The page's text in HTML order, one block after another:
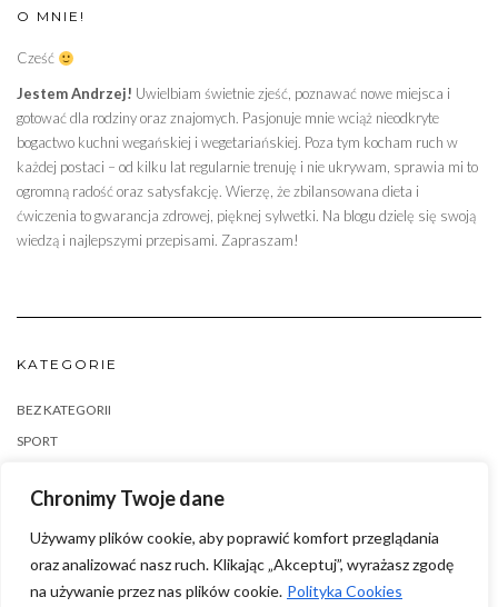
Chronimy Twoje dane
Używamy plików cookie, aby poprawić komfort przeglądania
oraz analizować nasz ruch. Klikając „Akceptuj”, wyrażasz zgodę
na używanie przez nas plików cookie. Polityka Cookies
O MNIE!
Cześć
Jestem Andrzej! Uwielbiam świetnie zjeść, poznawać nowe miejsca i
gotować dla rodziny oraz znajomych. Pasjonuje mnie wciąż nieodkryte
bogactwo kuchni wegańskiej i wegetariańskiej. Poza tym kocham ruch w
każdej postaci – od kilku lat regularnie trenuję i nie ukrywam, sprawia mi to
ogromną radość oraz satysfakcję. Wierzę, że zbilansowana dieta i
ćwiczenia to gwarancja zdrowej, pięknej sylwetki. Na blogu dzielę się swoją
wiedzą i najlepszymi przepisami. Zapraszam!
KATEGORIE
BEZ KATEGORII
SPORT